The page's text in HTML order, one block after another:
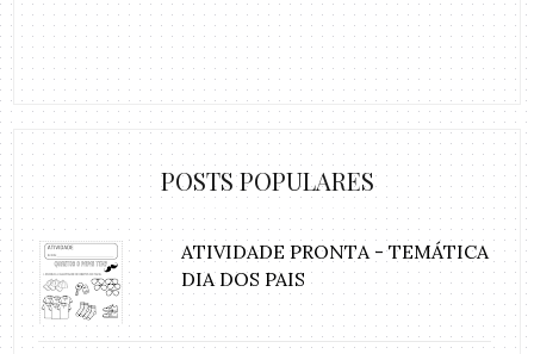
POSTS POPULARES
ATIVIDADE PRONTA - TEMÁTICA
DIA DOS PAIS